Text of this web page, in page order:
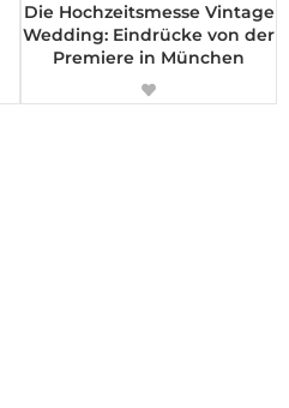
Die Hochzeitsmesse Vintage
Wedding: Eindrücke von der
Premiere in München